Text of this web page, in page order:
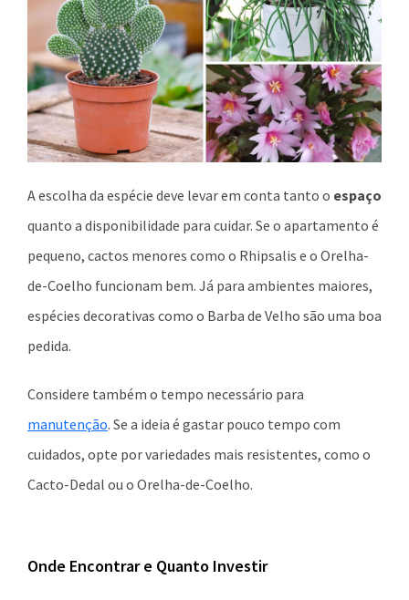
A escolha da espécie deve levar em conta tanto o espaço
quanto a disponibilidade para cuidar. Se o apartamento é
pequeno, cactos menores como o Rhipsalis e o Orelha-
de-Coelho funcionam bem. Já para ambientes maiores,
espécies decorativas como o Barba de Velho são uma boa
pedida.
Considere também o tempo necessário para
manutenção. Se a ideia é gastar pouco tempo com
cuidados, opte por variedades mais resistentes, como o
Cacto-Dedal ou o Orelha-de-Coelho.
Onde Encontrar e Quanto Investir